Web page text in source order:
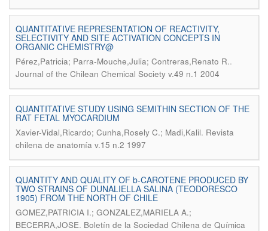
QUANTITATIVE REPRESENTATION OF REACTIVITY,
SELECTIVITY AND SITE ACTIVATION CONCEPTS IN
ORGANIC CHEMISTRY@
Pérez,Patricia; Parra-Mouche,Julia; Contreras,Renato R..
Journal of the Chilean Chemical Society v.49 n.1 2004
QUANTITATIVE STUDY USING SEMITHIN SECTION OF THE
RAT FETAL MYOCARDIUM
Xavier-Vidal,Ricardo; Cunha,Rosely C.; Madi,Kalil. Revista
chilena de anatomía v.15 n.2 1997
QUANTITY AND QUALITY OF b-CAROTENE PRODUCED BY
TWO STRAINS OF DUNALIELLA SALINA (TEODORESCO
1905) FROM THE NORTH OF CHILE
GOMEZ,PATRICIA I.; GONZALEZ,MARIELA A.;
BECERRA,JOSE. Boletín de la Sociedad Chilena de Química